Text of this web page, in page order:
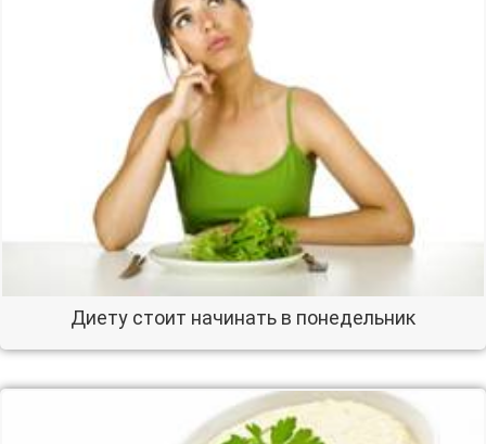
Диету стоит начинать в понедельник